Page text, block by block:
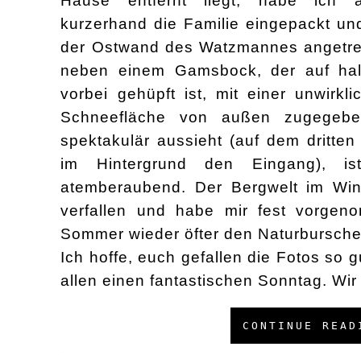
kurzerhand die Familie eingepackt
der Ostwand des Watzmannes
neben einem Gamsbock, der auf
vorbei gehüpft ist, mit einer
Schneefläche
von außen
spektakulär aussieht (auf dem
im Hintergrund den Eingang),
atemberaubend. Der Bergwelt im
verfallen und habe mir fest
Sommer wieder öfter den
Ich hoffe, euch gefallen die Fotos so
allen einen fantastischen Sonntag. Wir
CONTINUE